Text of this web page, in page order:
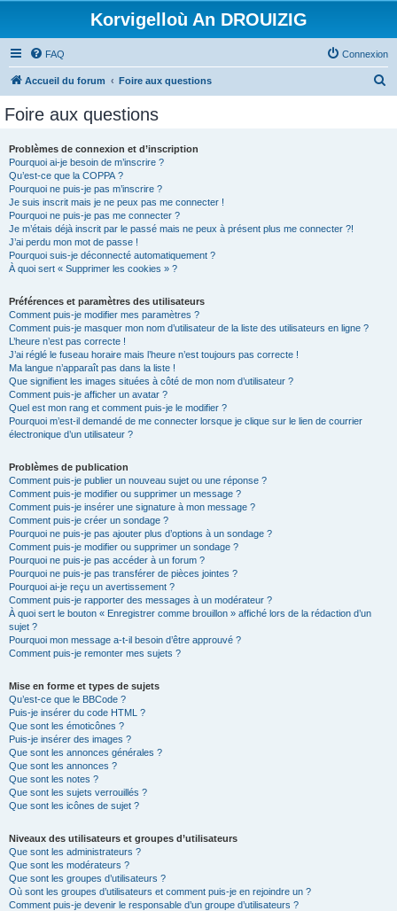
Korvigelloù An DROUIZIG
FAQ Connexion
Accueil du forum Foire aux questions
Foire aux questions
Problèmes de connexion et d’inscription
Pourquoi ai-je besoin de m’inscrire ?
Qu’est-ce que la COPPA ?
Pourquoi ne puis-je pas m’inscrire ?
Je suis inscrit mais je ne peux pas me connecter !
Pourquoi ne puis-je pas me connecter ?
Je m’étais déjà inscrit par le passé mais ne peux à présent plus me connecter ?!
J’ai perdu mon mot de passe !
Pourquoi suis-je déconnecté automatiquement ?
À quoi sert « Supprimer les cookies » ?
Préférences et paramètres des utilisateurs
Comment puis-je modifier mes paramètres ?
Comment puis-je masquer mon nom d’utilisateur de la liste des utilisateurs en ligne ?
L’heure n’est pas correcte !
J’ai réglé le fuseau horaire mais l’heure n’est toujours pas correcte !
Ma langue n’apparaît pas dans la liste !
Que signifient les images situées à côté de mon nom d’utilisateur ?
Comment puis-je afficher un avatar ?
Quel est mon rang et comment puis-je le modifier ?
Pourquoi m’est-il demandé de me connecter lorsque je clique sur le lien de courrier
électronique d’un utilisateur ?
Problèmes de publication
Comment puis-je publier un nouveau sujet ou une réponse ?
Comment puis-je modifier ou supprimer un message ?
Comment puis-je insérer une signature à mon message ?
Comment puis-je créer un sondage ?
Pourquoi ne puis-je pas ajouter plus d’options à un sondage ?
Comment puis-je modifier ou supprimer un sondage ?
Pourquoi ne puis-je pas accéder à un forum ?
Pourquoi ne puis-je pas transférer de pièces jointes ?
Pourquoi ai-je reçu un avertissement ?
Comment puis-je rapporter des messages à un modérateur ?
À quoi sert le bouton « Enregistrer comme brouillon » affiché lors de la rédaction d’un
sujet ?
Pourquoi mon message a-t-il besoin d’être approuvé ?
Comment puis-je remonter mes sujets ?
Mise en forme et types de sujets
Qu’est-ce que le BBCode ?
Puis-je insérer du code HTML ?
Que sont les émoticônes ?
Puis-je insérer des images ?
Que sont les annonces générales ?
Que sont les annonces ?
Que sont les notes ?
Que sont les sujets verrouillés ?
Que sont les icônes de sujet ?
Niveaux des utilisateurs et groupes d’utilisateurs
Que sont les administrateurs ?
Que sont les modérateurs ?
Que sont les groupes d’utilisateurs ?
Où sont les groupes d’utilisateurs et comment puis-je en rejoindre un ?
Comment puis-je devenir le responsable d’un groupe d’utilisateurs ?